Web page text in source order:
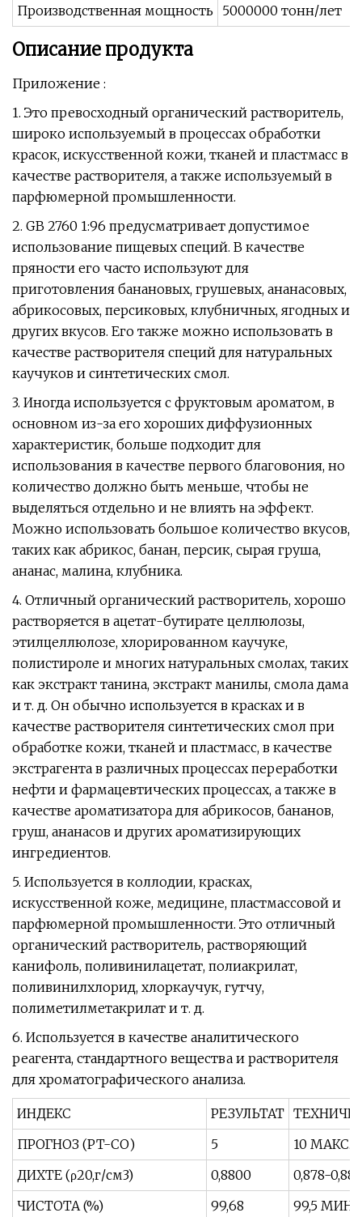
Производственная мощность
5000000 тонн/лет
Описание продукта
Приложение :
1. Это превосходный органический растворитель,
широко используемый в процессах обработки
красок, искусственной кожи, тканей и пластмасс в
качестве растворителя, а также используемый в
парфюмерной промышленности.
2. GB 2760 1:96 предусматривает допустимое
использование пищевых специй. В качестве
пряности его часто используют для
приготовления банановых, грушевых, ананасовых,
абрикосовых, персиковых, клубничных, ягодных и
других вкусов. Его также можно использовать в
качестве растворителя специй для натуральных
каучуков и синтетических смол.
3. Иногда используется с фруктовым ароматом, в
основном из-за его хороших диффузионных
характеристик, больше подходит для
использования в качестве первого благовония, но
количество должно быть меньше, чтобы не
выделяться отдельно и не влиять на эффект.
Можно использовать большое количество вкусов,
таких как абрикос, банан, персик, сырая груша,
ананас, малина, клубника.
4. Отличный органический растворитель, хорошо
растворяется в ацетат-бутирате целлюлозы,
этилцеллюлозе, хлорированном каучуке,
полистироле и многих натуральных смолах, таких
как экстракт танина, экстракт манилы, смола дама
и т. д. Он обычно используется в красках и в
качестве растворителя синтетических смол при
обработке кожи, тканей и пластмасс, в качестве
экстрагента в различных процессах переработки
нефти и фармацевтических процессах, а также в
качестве ароматизатора для абрикосов, бананов,
груш, ананасов и других ароматизирующих
ингредиентов.
5. Используется в коллодии, красках,
искусственной коже, медицине, пластмассовой и
парфюмерной промышленности. Это отличный
органический растворитель, растворяющий
канифоль, поливинилацетат, полиакрилат,
поливинилхлорид, хлоркаучук, гутчу,
полиметилметакрилат и т. д.
6. Используется в качестве аналитического
реагента, стандартного вещества и растворителя
для хроматографического анализа.
ИНДЕКС РЕЗУЛЬТАТ
ПРОГНОЗ (PT-CO)
5
10 МАКС.
ДИХТЕ (ρ20,г/см3)
0,8800
0,878-0,883
ЧИСТОТА (%)
99,68 99,5 МИН